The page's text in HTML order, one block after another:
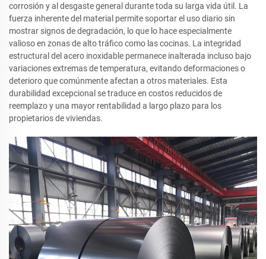
corrosión y al desgaste general durante toda su larga vida útil. La
fuerza inherente del material permite soportar el uso diario sin
mostrar signos de degradación, lo que lo hace especialmente
valioso en zonas de alto tráfico como las cocinas. La integridad
estructural del acero inoxidable permanece inalterada incluso bajo
variaciones extremas de temperatura, evitando deformaciones o
deterioro que comúnmente afectan a otros materiales. Esta
durabilidad excepcional se traduce en costos reducidos de
reemplazo y una mayor rentabilidad a largo plazo para los
propietarios de viviendas.